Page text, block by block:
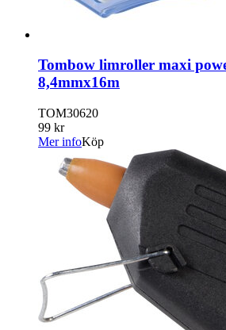
Tombow limroller maxi
8,4mmx16m
TOM30620
99 kr
Mer infoKöp